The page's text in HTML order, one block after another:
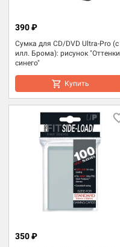
Сумка для CD/DVD Ultra-Pro (с
илл. Брома): рисунок "Оттенки
синего"
390 ₽
Купить
350 ₽